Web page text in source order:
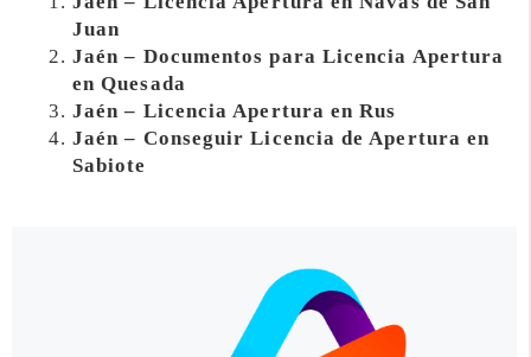
Juan
Jaén – Documentos para Licencia Apertura
en Quesada
Jaén – Licencia Apertura en Rus
Jaén – Conseguir Licencia de Apertura en
Sabiote